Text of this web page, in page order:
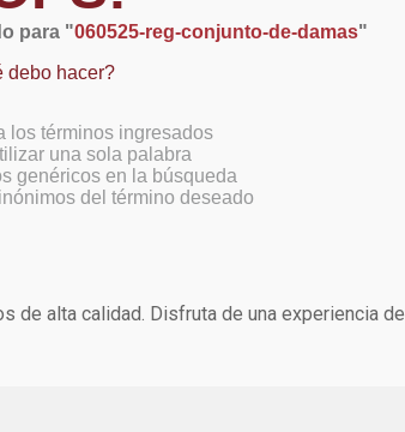
para "060525-reg-conjunto-de-damas"
debo hacer?
los términos ingresados
una sola palabra
genéricos en la búsqueda
del término deseado
de alta calidad. Disfruta de una experiencia